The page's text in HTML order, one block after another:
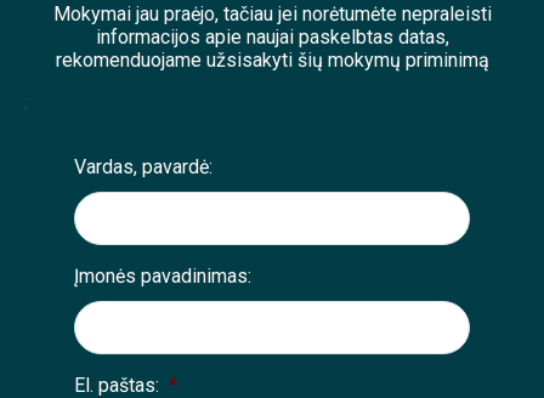
Mokymai jau praėjo, tačiau jei norėtumėte nepraleisti
informacijos apie naujai paskelbtas datas,
rekomenduojame užsisakyti šių mokymų priminimą
;
Vardas, pavardė:
Įmonės pavadinimas:
El. paštas: *